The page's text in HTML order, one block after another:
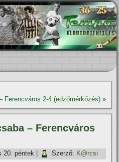
Ferencváros 2-4 (edzőmérkőzés)»
– Ferencváros
20. péntek Szerző: K@rcsi